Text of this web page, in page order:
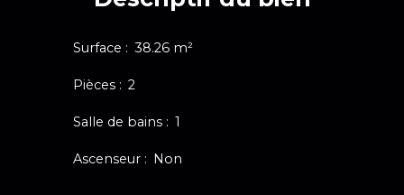
Surface : 38.26 m²
Pièces : 2
Salle de bains : 1
Ascenseur : Non